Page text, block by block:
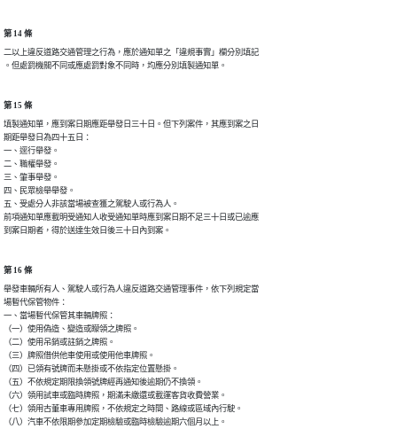
第 14 條
二以上違反道路交通管理之行為，應於通知單之「違規事實」欄分別填記
。但處罰機關不同或應處罰對象不同時，均應分別填製通知單。
第 15 條
填製通知單，應到案日期應距舉發日三十日。但下列案件，其應到案之日
期距舉發日為四十五日：
一、逕行舉發。
二、職權舉發。
三、肇事舉發。
四、民眾檢舉舉發。
五、受處分人非該當場被查獲之駕駛人或行為人。
前項通知單應載明受通知人收受通知單時應到案日期不足三十日或已逾應
到案日期者，得於送達生效日後三十日內到案。
第 16 條
舉發車輛所有人、駕駛人或行為人違反道路交通管理事件，依下列規定當
場暫代保管物件：
一、當場暫代保管其車輛牌照：
（一）使用偽造、變造或矇領之牌照。
（二）使用吊銷或註銷之牌照。
（三）牌照借供他車使用或使用他車牌照。
（四）已領有號牌而未懸掛或不依指定位置懸掛。
（五）不依規定期限換領號牌經再通知後逾期仍不換領。
（六）領用試車或臨時牌照，期滿未繳還或載運客貨收費營業。
（七）領用古董車專用牌照，不依規定之時間、路線或區域內行駛。
（八）汽車不依限期參加定期檢驗或臨時檢驗逾期六個月以上。